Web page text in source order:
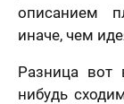
описанием
иначе, чем
Разница вот
нибудь